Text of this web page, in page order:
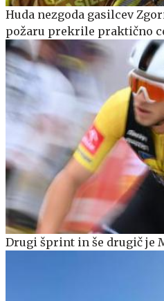
Huda nezgoda gasilcev
požaru prekrile praktično
Drugi šprint in še drugič je